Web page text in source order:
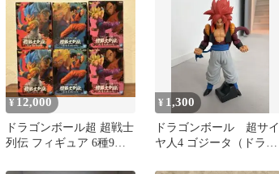
¥ 12,000
ドラゴンボール超 超戦士
列伝 フィギュア 6種9体
¥ 1,300
ドラゴンボール 超サイ
ヤ人4 ゴジータ（ドラゴ